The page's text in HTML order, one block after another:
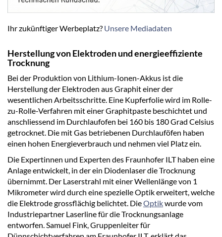
Ihr zukünftiger Werbeplatz? Unsere Mediadaten
Herstellung von Elektroden und energieeffiziente
Trocknung
Bei der Produktion von Lithium-Ionen-Akkus ist die
Herstellung der Elektroden aus Graphit einer der
wesentlichen Arbeitsschritte. Eine Kupferfolie wird im Rolle-
zu-Rolle-Verfahren mit einer Graphitpaste beschichtet und
anschliessend im Durchlaufofen bei 160 bis 180 Grad Celsius
getrocknet. Die mit Gas betriebenen Durchlauföfen haben
einen hohen Energieverbrauch und nehmen viel Platz ein.
Die Expertinnen und Experten des Fraunhofer ILT haben eine
Anlage entwickelt, in der ein Diodenlaser die Trocknung
übernimmt. Der Laserstrahl mit einer Wellenlänge von 1
Mikrometer wird durch eine spezielle Optik erweitert, welche
die Elektrode grossflächig belichtet. DieOptikwurde vom
Industriepartner Laserline für die Trocknungsanlage
entworfen. Samuel Fink, Gruppenleiter für